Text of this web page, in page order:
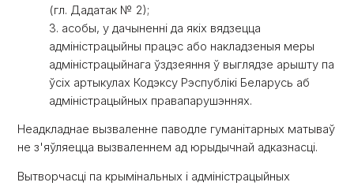
(гл. Дадатак № 2);
3. асобы, у дачыненні да якіх вядзецца
адміністрацыйны працэс або накладзеныя меры
адміністрацыйнага ўздзеяння ў выглядзе арышту па
ўсіх артыкулах Кодэксу Рэспублікі Беларусь аб
адміністрацыйных правапарушэннях.
Неадкладнае вызваленне паводле гуманітарных матываў
не з'яўляецца вызваленнем ад юрыдычнай адказнасці.
Вытворчасці па крымінальных і адміністрацыйных